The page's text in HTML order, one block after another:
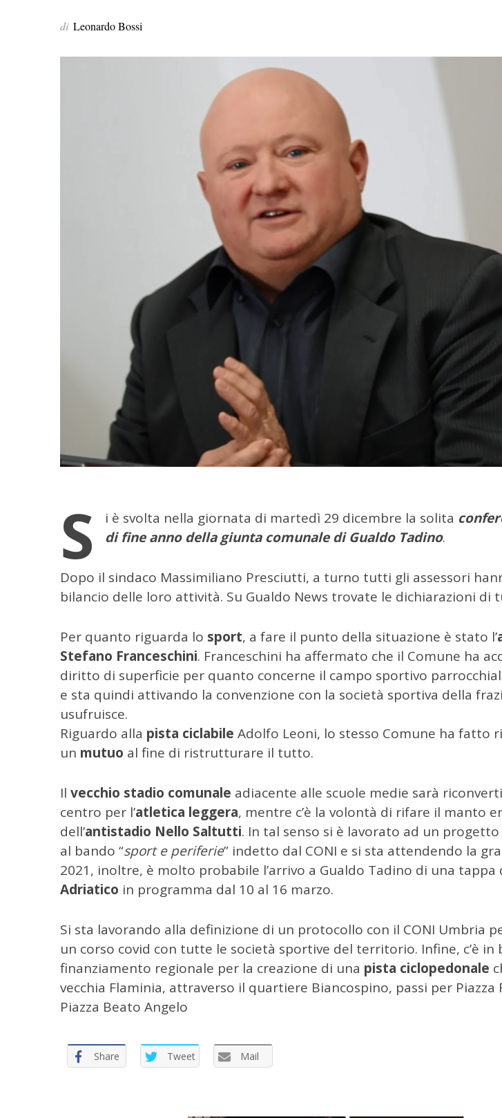
di Leonardo Bossi
S i è svolta nella giornata di martedì 29 dicembre la solita
di fine anno della giunta comunale di Gualdo Tadino.
Dopo il sindaco Massimiliano Presciutti, a turno tutti gli assessori
bilancio delle loro attività. Su Gualdo News trovate le dichiarazioni di
Per quanto riguarda lo sport, a fare il punto della situazione è stato l’
Stefano Franceschini. Franceschini ha affermato che il Comune ha
diritto di superficie per quanto concerne il campo sportivo
e sta quindi attivando la convenzione con la società sportiva della
usufruisce.
Riguardo alla pista ciclabile Adolfo Leoni, lo stesso Comune ha fatto
un mutuo al fine di ristrutturare il tutto.
Il vecchio stadio comunale adiacente alle scuole medie sarà
centro per l’atletica leggera, mentre c’è la volontà di rifare il manto
dell’antistadio Nello Saltutti. In tal senso si è lavorato ad un progetto
al bando “sport e periferie” indetto dal CONI e si sta attendendo la
2021, inoltre, è molto probabile l’arrivo a Gualdo Tadino di una tappa
Adriatico in programma dal 10 al 16 marzo.
Si sta lavorando alla definizione di un protocollo con il CONI Umbria
un corso covid con tutte le società sportive del territorio. Infine, c’è in
finanziamento regionale per la creazione di una pista ciclopedonale
vecchia Flaminia, attraverso il quartiere Biancospino, passi per Piazza
Piazza Beato Angelo
Share Tweet Mail
e
r
a
p
r